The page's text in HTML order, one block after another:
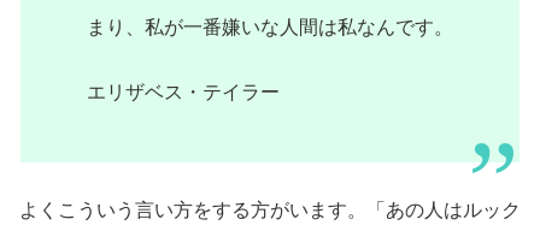
まり、私が一番嫌いな人間は私なんです。
エリザベス・テイラー
よくこういう言い方をする方がいます。「あの人はルック